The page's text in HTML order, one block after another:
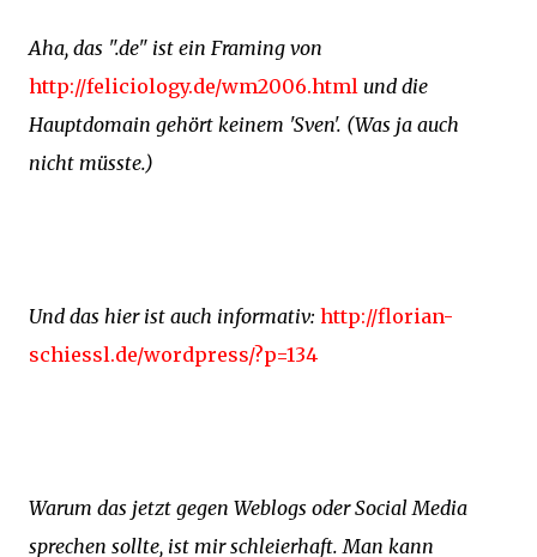
Aha, das ".de" ist ein Framing von
http://feliciology.de/wm2006.html und die
Hauptdomain gehört keinem 'Sven'. (Was ja auch
nicht müsste.)
Und das hier ist auch informativ: http://florian-
schiessl.de/wordpress/?p=134
Warum das jetzt gegen Weblogs oder Social Media
sprechen sollte, ist mir schleierhaft. Man kann